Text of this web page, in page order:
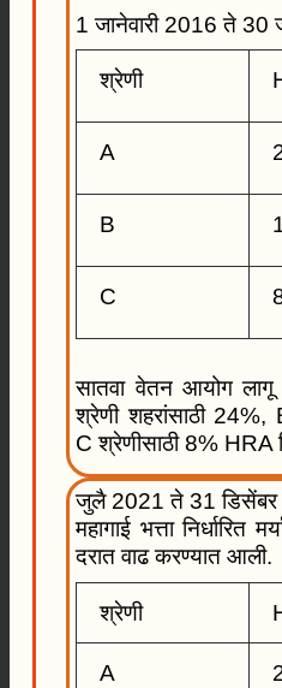
1 जानेवारी 2016 ते
श्रेणी
A
B
C
सातवा वेतन आयोग लागू
श्रेणी शहरांसाठी
C श्रेणीसाठी 8% HRA
जुलै 2021 ते 31
महागाई भत्ता निर्धारित
दरात वाढ करण्यात आली.
श्रेणी
A